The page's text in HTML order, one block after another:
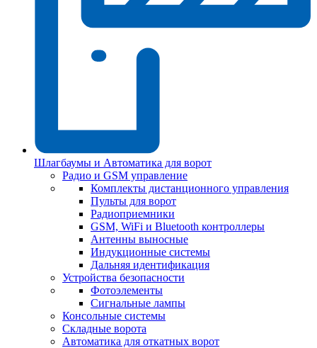
Шлагбаумы и Автоматика для ворот
Радио и GSM управление
Комплекты дистанционного управления
Пульты для ворот
Радиоприемники
GSM, WiFi и Bluetooth контроллеры
Антенны выносные
Индукционные системы
Дальняя идентификация
Устройства безопасности
Фотоэлементы
Сигнальные лампы
Консольные системы
Складные ворота
Автоматика для откатных ворот